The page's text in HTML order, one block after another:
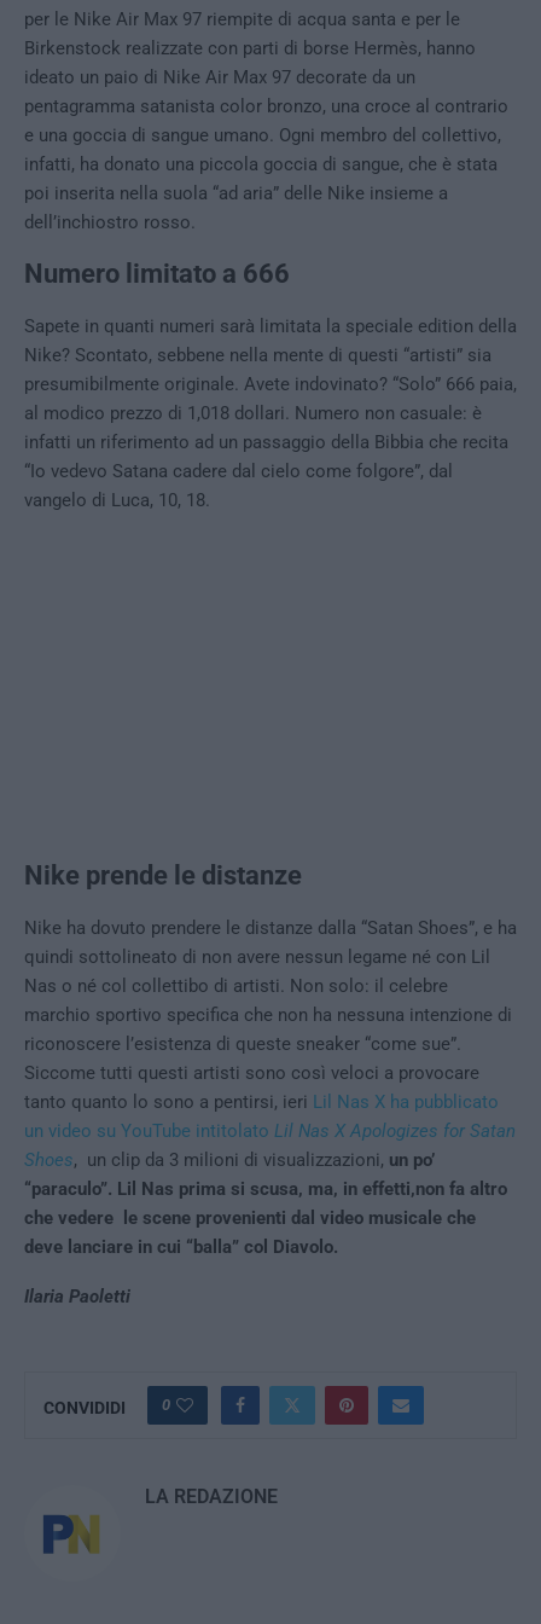
per le Nike Air Max 97 riempite di acqua santa e per le
Birkenstock realizzate con parti di borse Hermès, hanno
ideato un paio di Nike Air Max 97 decorate da un
pentagramma satanista color bronzo, una croce al contrario
e una goccia di sangue umano. Ogni membro del collettivo,
infatti, ha donato una piccola goccia di sangue, che è stata
poi inserita nella suola “ad aria” delle Nike insieme a
dell’inchiostro rosso.
Numero limitato a 666
Sapete in quanti numeri sarà limitata la speciale edition della
Nike? Scontato, sebbene nella mente di questi “artisti” sia
presumibilmente originale. Avete indovinato? “Solo” 666 paia,
al modico prezzo di 1,018 dollari. Numero non casuale: è
infatti un riferimento ad un passaggio della Bibbia che recita
“Io vedevo Satana cadere dal cielo come folgore”, dal
vangelo di Luca, 10, 18.
Nike prende le distanze
Nike ha dovuto prendere le distanze dalla “Satan Shoes”, e ha
quindi sottolineato di non avere nessun legame né con Lil
Nas o né col collettibo di artisti. Non solo: il celebre
marchio sportivo specifica che non ha nessuna intenzione di
riconoscere l’esistenza di queste sneaker “come sue”.
Siccome tutti questi artisti sono così veloci a provocare
tanto quanto lo sono a pentirsi, ieri Lil Nas X ha pubblicato
un video su YouTube intitolato Lil Nas X Apologizes for Satan
Shoes, un clip da 3 milioni di visualizzazioni, un po’
“paraculo”. Lil Nas prima si scusa, ma, in effetti,non fa altro
che vedere le scene provenienti dal video musicale che
deve lanciare in cui “balla” col Diavolo.
Ilaria Paoletti
CONVIDIDI 0
LA REDAZIONE